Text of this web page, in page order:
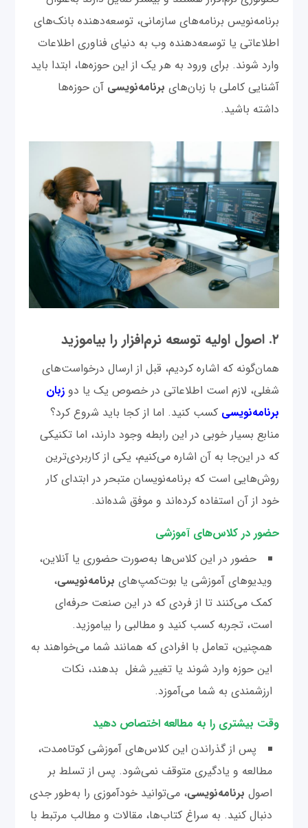
برنامه‌نویس برنامه‌های سازمانی، توسعه‌دهنده بانک‌های
اطلاعاتی یا توسعه‌دهنده وب به دنیای فناوری اطلاعات
وارد شوند. برای ورود به هر یک از این حوزه‌ها، ابتدا باید
آشنایی کاملی با زبان‌های برنامه‌نویسیآن حوزه‌ها
داشته باشید.
۲. اصول اولیه توسعه نرم‌افزار را بیاموزید
همان‌گونه که اشاره کردیم، قبل از ارسال درخواست‌های
شغلی، لازم است اطلاعاتی در خصوص یک یا دو زبان
برنامه‌نویسی کسب کنید. اما از کجا باید شروع کرد؟
منابع بسیار خوبی در این رابطه وجود دارند، اما تکنیکی
که در این‌جا به آن اشاره می‌کنیم، یکی از کاربردی‌ترین
روش‌هایی است که برنامه‌نویسان متبحر در ابتدای کار
خود از آن استفاده کرده‌اند و موفق شده‌اند.
حضور در کلاس‌های آموزشی
حضور در این کلاس‌ها به‌صورت حضوری یا آنلاین،
ویدیوهای آموزشی یا بوت‌کمپ‌های برنامه‌نویسی،
کمک می‌کنند تا از فردی که در این صنعت حرفه‌ای
است، تجربه کسب کنید و مطالبی را بیاموزید.
همچنین، تعامل با افرادی که همانند شما می‌خواهند به
این حوزه وارد شوند یا تغییر شغل بدهند، نکات
ارزشمندی به شما می‌آموزد.
وقت بیشتری را به مطالعه اختصاص دهید
پس از گذراندن این کلاس‌های آموزشی کوتاه‌مدت،
مطالعه و یادگیری متوقف نمی‌شود. پس از تسلط بر
اصول برنامه‌نویسی، می‌توانید خودآموزی را به‌طور جدی
دنبال کنید. به سراغ کتاب‌ها، مقالات و مطالب مرتبط با